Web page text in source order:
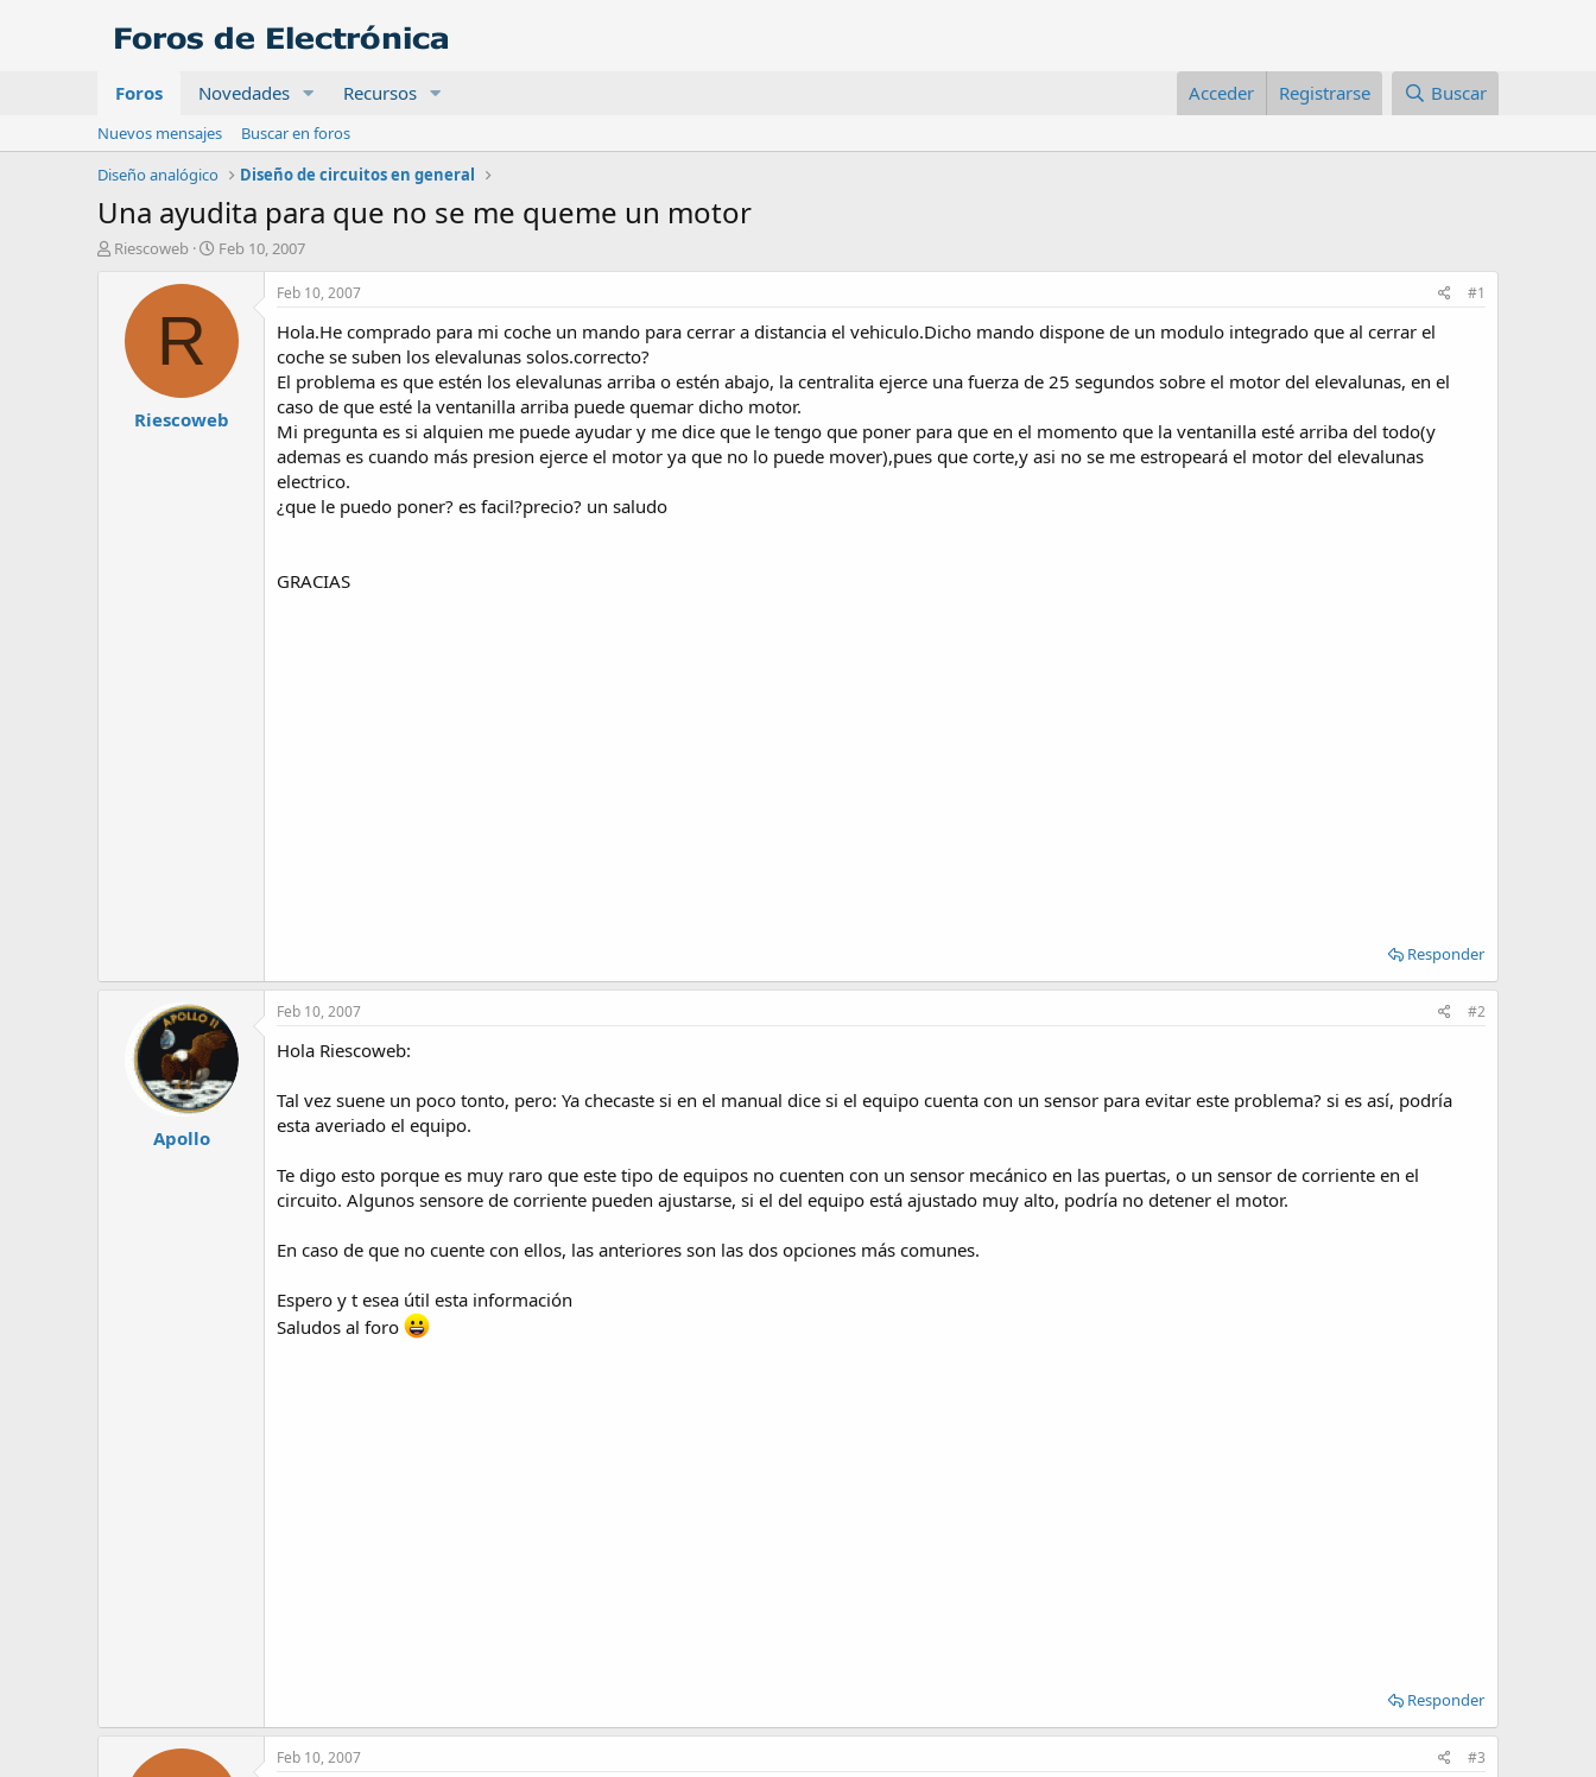
Foros Novedades Recursos Acceder Registrarse Buscar
Nuevos mensajes
Buscar en foros
Diseño analógico
Diseño de circuitos en general
Una ayudita para que no se me queme un motor
A
Riescoweb
F
h
e
n
Feb 10, 2007
R
Riescoweb
Feb 10, 2007 #1
Hola.He comprado para mi coche un mando para cerrar a distancia el vehiculo.Dicho mando dispone de un modulo integrado que al cerrar el
coche se suben los elevalunas solos.correcto?
El problema es que estén los elevalunas arriba o estén abajo, la centralita ejerce una fuerza de 25 segundos sobre el motor del elevalunas, en el
caso de que esté la ventanilla arriba puede quemar dicho motor.
Mi pregunta es si alquien me puede ayudar y me dice que le tengo que poner para que en el momento que la ventanilla esté arriba del todo(y
ademas es cuando más presion ejerce el motor ya que no lo puede mover),pues que corte,y asi no se me estropeará el motor del elevalunas
electrico.
¿que le puedo poner? es facil?precio? un saludo
GRACIAS
Responder
Apollo
Feb 10, 2007 #2
Hola Riescoweb:
Tal vez suene un poco tonto, pero: Ya checaste si en el manual dice si el equipo cuenta con un sensor para evitar este problema? si es así, podría
esta averiado el equipo.
Te digo esto porque es muy raro que este tipo de equipos no cuenten con un sensor mecánico en las puertas, o un sensor de corriente en el
circuito. Algunos sensore de corriente pueden ajustarse, si el del equipo está ajustado muy alto, podría no detener el motor.
En caso de que no cuente con ellos, las anteriores son las dos opciones más comunes.
Espero y t esea útil esta información
Saludos al foro
Responder
Feb 10, 2007 #3